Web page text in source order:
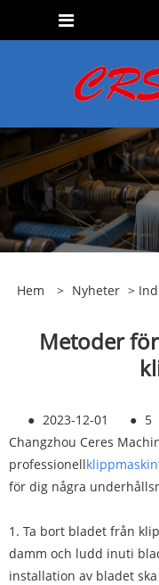
Hem > Nyheter >
Metoder
● 2023-12-01 ● 5
Changzhou Ceres
professionellklippmaskin
för dig några
1. Ta bort bladet från
damm och ludd inuti
installation av bladet